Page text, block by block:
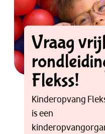
Vraag
Flekss!
Kinderopvang
is een